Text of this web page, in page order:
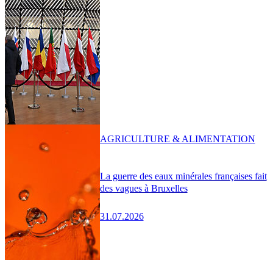
La guerre des eaux minérales françaises fait
des vagues à Bruxelles
31.07.2026
AGRICULTURE & ALIMENTATION